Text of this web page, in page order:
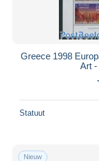
Greece 1998
Art -
Statuut
Nieuw